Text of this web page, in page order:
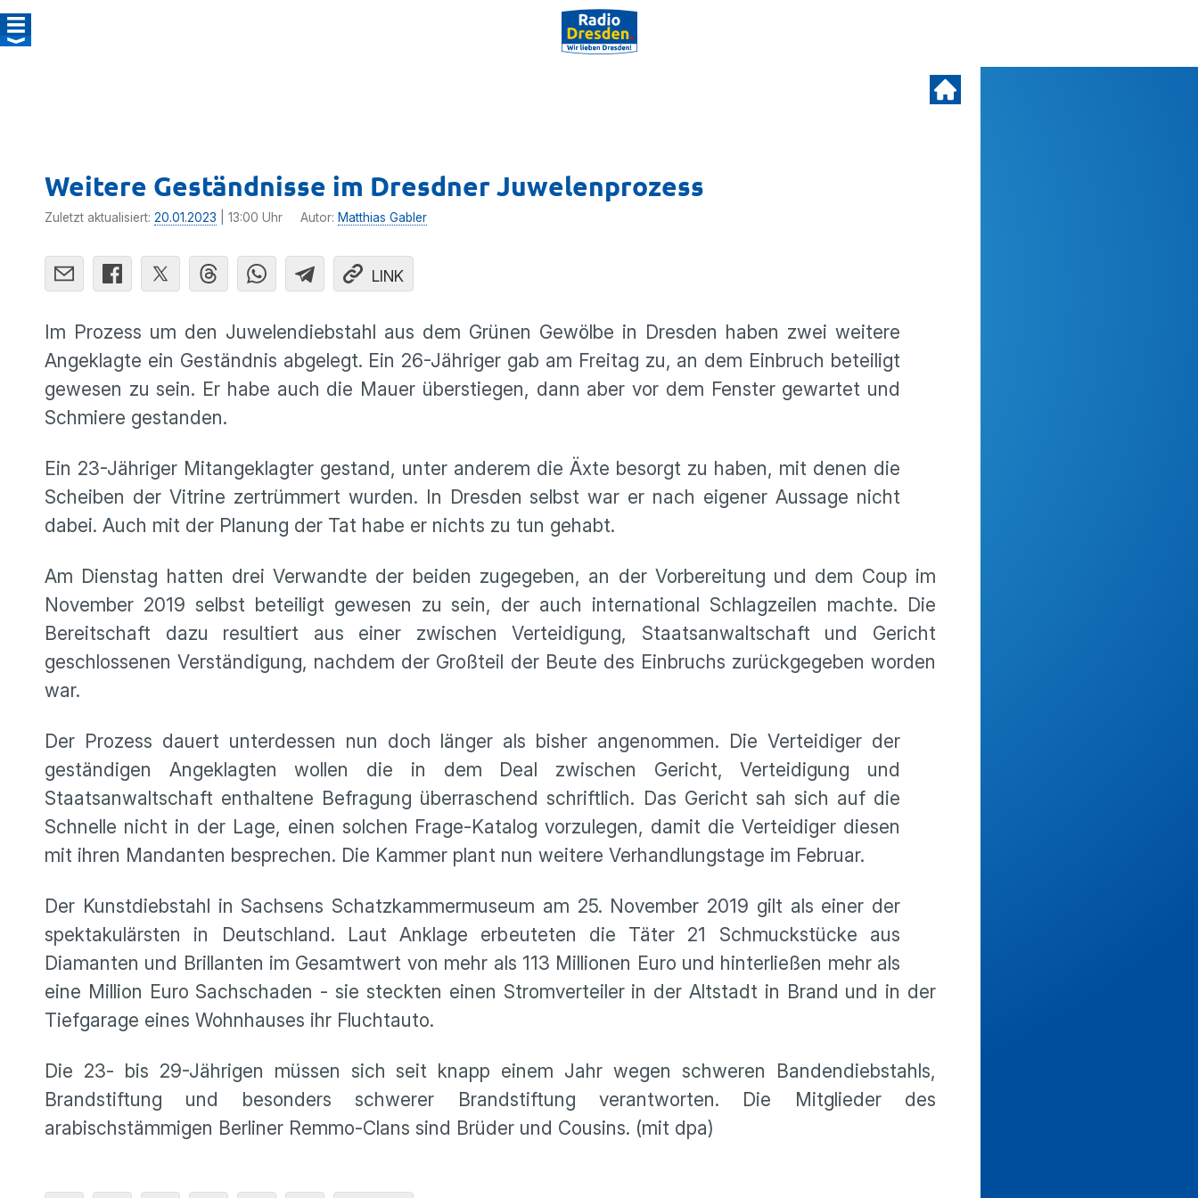
Weitere Geständnisse im Dresdner Juwelenprozess
Zuletzt aktualisiert: 20.01.2023 | 13:00 Uhr Autor: Matthias Gabler
LINK
Im Prozess um den Juwelendiebstahl aus dem Grünen Gewölbe in Dresden haben zwei weitere
Angeklagte ein Geständnis abgelegt. Ein 26-Jähriger gab am Freitag zu, an dem Einbruch beteiligt
gewesen zu sein. Er habe auch die Mauer überstiegen, dann aber vor dem Fenster gewartet und
Schmiere gestanden.
Ein 23-Jähriger Mitangeklagter gestand, unter anderem die Äxte besorgt zu haben, mit denen die
Scheiben der Vitrine zertrümmert wurden. In Dresden selbst war er nach eigener Aussage nicht
dabei. Auch mit der Planung der Tat habe er nichts zu tun gehabt.
Am Dienstag hatten drei Verwandte der beiden zugegeben, an der Vorbereitung und dem Coup im
November 2019 selbst beteiligt gewesen zu sein, der auch international Schlagzeilen machte. Die
Bereitschaft dazu resultiert aus einer zwischen Verteidigung, Staatsanwaltschaft und Gericht
geschlossenen Verständigung, nachdem der Großteil der Beute des Einbruchs zurückgegeben worden
war.
Der Prozess dauert unterdessen nun doch länger als bisher angenommen. Die Verteidiger der
geständigen Angeklagten wollen die in dem Deal zwischen Gericht, Verteidigung und
Staatsanwaltschaft enthaltene Befragung überraschend schriftlich. Das Gericht sah sich auf die
Schnelle nicht in der Lage, einen solchen Frage-Katalog vorzulegen, damit die Verteidiger diesen
mit ihren Mandanten besprechen. Die Kammer plant nun weitere Verhandlungstage im Februar.
Der Kunstdiebstahl in Sachsens Schatzkammermuseum am 25. November 2019 gilt als einer der
spektakulärsten in Deutschland. Laut Anklage erbeuteten die Täter 21 Schmuckstücke aus
Diamanten und Brillanten im Gesamtwert von mehr als 113 Millionen Euro und hinterließen mehr als
eine Million Euro Sachschaden - sie steckten einen Stromverteiler in der Altstadt in Brand und in der
Tiefgarage eines Wohnhauses ihr Fluchtauto.
Die 23- bis 29-Jährigen müssen sich seit knapp einem Jahr wegen schweren Bandendiebstahls,
Brandstiftung und besonders schwerer Brandstiftung verantworten. Die Mitglieder des
arabischstämmigen Berliner Remmo-Clans sind Brüder und Cousins. (mit dpa)